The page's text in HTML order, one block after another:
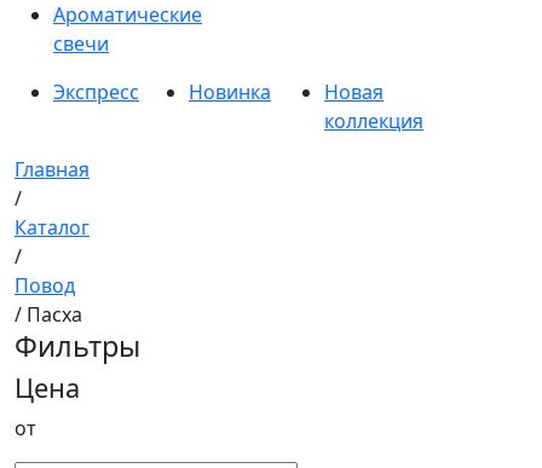
Ароматические
свечи
Экспресс
Новинка
Новая
коллекция
Главная
/
Каталог
/
Повод
/ Пасха
Фильтры
Цена
от